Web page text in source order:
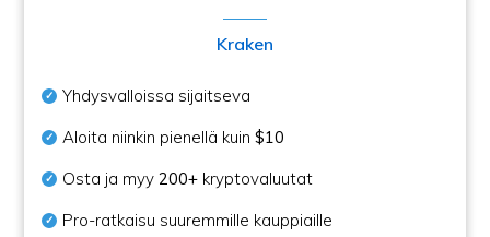
Kraken
Yhdysvalloissa sijaitseva
Aloita niinkin pienellä kuin$10
Osta ja myy200+ kryptovaluutat
Pro-ratkaisu suuremmille kauppiaille